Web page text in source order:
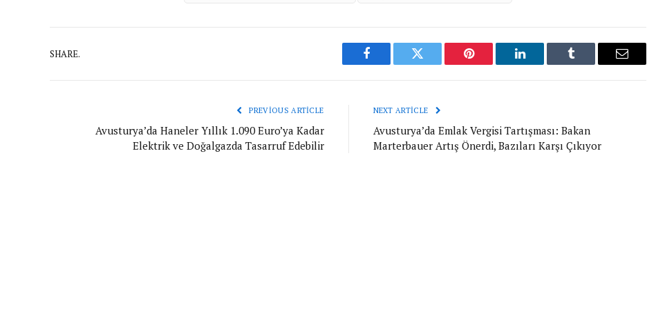
SHARE.
Facebook Twitter Pinterest LinkedIn Tumblr Email
PREVIOUS ARTICLE
Avusturya’da Haneler Yıllık 1.090 Euro’ya Kadar
Elektrik ve Doğalgazda Tasarruf Edebilir
NEXT ARTICLE
Avusturya’da Emlak Vergisi Tartışması: Bakan
Marterbauer Artış Önerdi, Bazıları Karşı Çıkıyor